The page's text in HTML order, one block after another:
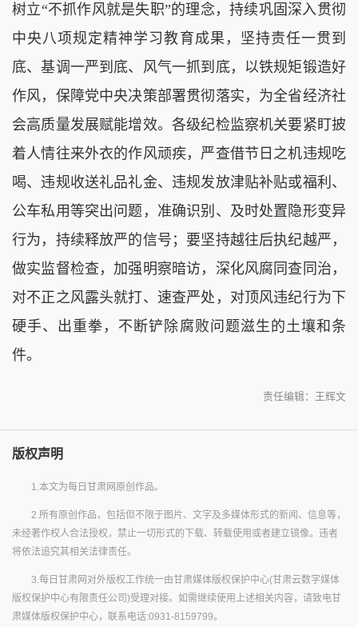
树立“不抓作风就是失职”的理念，持续巩固深入贯彻
中央八项规定精神学习教育成果，坚持责任一贯到
底、基调一严到底、风气一抓到底，以铁规矩锻造好
作风，保障党中央决策部署贯彻落实，为全省经济社
会高质量发展赋能增效。各级纪检监察机关要紧盯披
着人情往来外衣的作风顽疾，严查借节日之机违规吃
喝、违规收送礼品礼金、违规发放津贴补贴或福利、
公车私用等突出问题，准确识别、及时处置隐形变异
行为，持续释放严的信号；要坚持越往后执纪越严，
做实监督检查，加强明察暗访，深化风腐同查同治，
对不正之风露头就打、速查严处，对顶风违纪行为下
硬手、出重拳，不断铲除腐败问题滋生的土壤和条
件。
责任编辑：王辉文
版权声明
1.本文为每日甘肃网原创作品。
2.所有原创作品，包括但不限于图片、文字及多媒体形式的新闻、信息等，
未经著作权人合法授权，禁止一切形式的下载、转载使用或者建立镜像。违者
将依法追究其相关法律责任。
3.每日甘肃网对外版权工作统一由甘肃媒体版权保护中心(甘肃云数字媒体
版权保护中心有限责任公司)受理对接。如需继续使用上述相关内容，请致电甘
肃媒体版权保护中心，联系电话:0931-8159799。